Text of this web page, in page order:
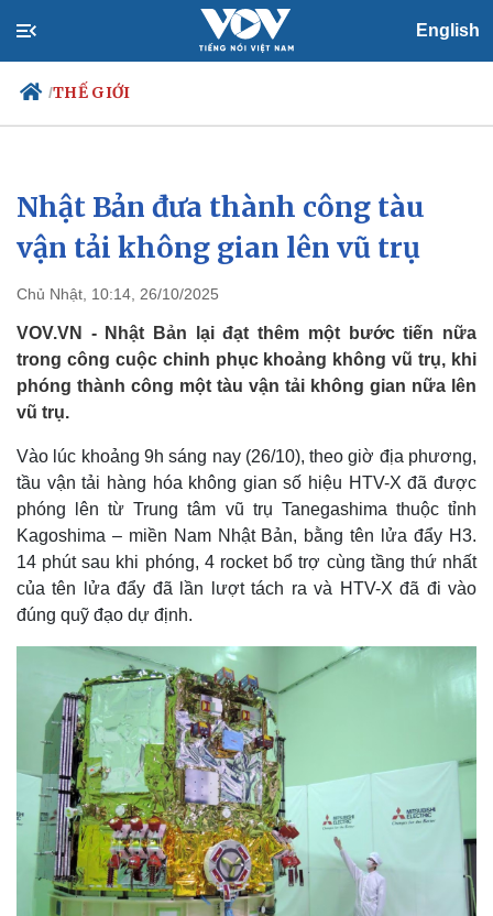
English
/THẾ GIỚI
Chính trị
Đảng
Tổ chức nhân sự
Nhận diện sự thật
Xã hội
Tin 24h
Dự báo thời tiết
Việc làm
Biển đảo
Nhật Bản đưa thành công tàu
vận tải không gian lên vũ trụ
Chủ Nhật, 10:14, 26/10/2025
VOV.VN - Nhật Bản lại đạt thêm một bước tiến nữa
trong công cuộc chinh phục khoảng không vũ trụ, khi
phóng thành công một tàu vận tải không gian nữa lên
vũ trụ.
Vào lúc khoảng 9h sáng nay (26/10), theo giờ địa phương,
tầu vận tải hàng hóa không gian số hiệu HTV-X đã được
phóng lên từ Trung tâm vũ trụ Tanegashima thuộc tỉnh
Kagoshima – miền Nam Nhật Bản, bằng tên lửa đẩy H3.
14 phút sau khi phóng, 4 rocket bổ trợ cùng tầng thứ nhất
của tên lửa đẩy đã lần lượt tách ra và HTV-X đã đi vào
đúng quỹ đạo dự định.